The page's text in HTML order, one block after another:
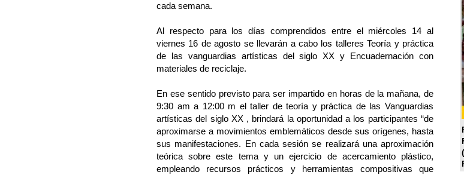
cada semana.
Al respecto para los días comprendidos entre el miércoles 14 al
viernes 16 de agosto se llevarán a cabo los talleres Teoría y práctica
de las vanguardias artísticas del siglo XX y Encuadernación con
materiales de reciclaje.
En ese sentido previsto para ser impartido en horas de la mañana, de
9:30 am a 12:00 m el taller de teoría y práctica de las Vanguardias
artísticas del siglo XX , brindará la oportunidad a los participantes “de
aproximarse a movimientos emblemáticos desde sus orígenes, hasta
sus manifestaciones. En cada sesión se realizará una aproximación
teórica sobre este tema y un ejercicio de acercamiento plástico,
empleando recursos prácticos y herramientas compositivas que